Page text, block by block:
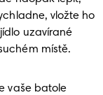
vložte ho
uzavírané
místě.
vaše batole